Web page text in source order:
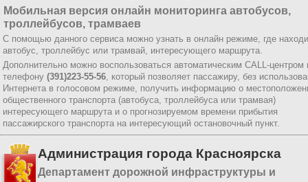
Мобильная версия онлайн мониторинга автобусов,
троллейбусов, трамваев
С помощью данного сервиса можно узнать в онлайн режиме, где
автобус, троллейбус или трамвай, интересующего маршрута.
Дополнительно можно воспользоваться автоматическим CALL-центром
телефону (391)223-55-56, который позволяет пассажиру, без
Интернета в голосовом режиме, получить информацию о
общественного транспорта (автобуса, троллейбуса или трамвая)
интересующего маршрута и о прогнозируемом времени прибытия
пассажирского транспорта на интересующий остановочный пункт.
Администрация города Красноярска
Департамент дорожной инфраструктуры и